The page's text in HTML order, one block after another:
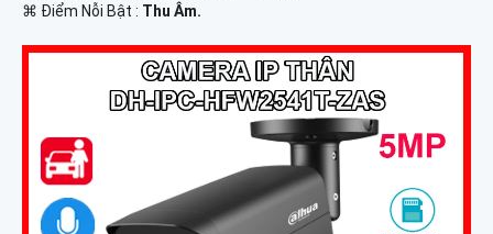
️⌘ Điểm Nỗi Bật : Thu Âm.